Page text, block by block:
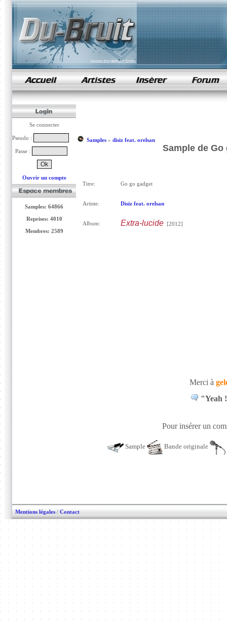
samples de rap
Se connecter
Pseudo :
Passe :
Ouvrir un compte
Samples: 64866
Reprises: 4010
Membres: 2589
Samples» disiz feat. orelsan
Sample de
Titre: Go go gadget
Artiste: Disiz feat. orelsan
Album: Extra-lucide[2012]
Merci à
"Yeah
Pour insérer un
Sample Bande originale
Mentions légales / Contact